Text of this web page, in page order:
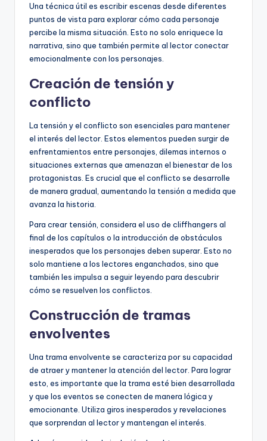
Una técnica útil es escribir escenas desde diferentes
puntos de vista para explorar cómo cada personaje
percibe la misma situación. Esto no solo enriquece la
narrativa, sino que también permite al lector conectar
emocionalmente con los personajes.
Creación de tensión y
conflicto
La tensión y el conflicto son esenciales para mantener
el interés del lector. Estos elementos pueden surgir de
enfrentamientos entre personajes, dilemas internos o
situaciones externas que amenazan el bienestar de los
protagonistas. Es crucial que el conflicto se desarrolle
de manera gradual, aumentando la tensión a medida que
avanza la historia.
Para crear tensión, considera el uso de cliffhangers al
final de los capítulos o la introducción de obstáculos
inesperados que los personajes deben superar. Esto no
solo mantiene a los lectores enganchados, sino que
también les impulsa a seguir leyendo para descubrir
cómo se resuelven los conflictos.
Construcción de tramas
envolventes
Una trama envolvente se caracteriza por su capacidad
de atraer y mantener la atención del lector. Para lograr
esto, es importante que la trama esté bien desarrollada
y que los eventos se conecten de manera lógica y
emocionante. Utiliza giros inesperados y revelaciones
que sorprendan al lector y mantengan el interés.